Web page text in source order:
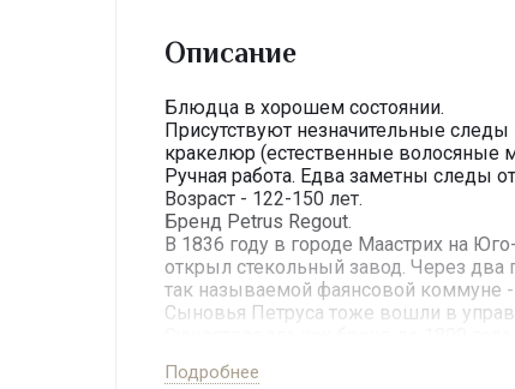
Описание
Блюдца в хорошем состоянии.
Присутствуют незначительные
кракелюр (естественные волосяные
Ручная работа. Едва заметны следы
Возраст - 122-150 лет.
Бренд Petrus Regout.
В 1836 году в городе Маастрих на
открыл стекольный завод. Через два
так называемой фаянсовой коммуне -
Сыновья Петруса тоже вошли в
В 1899 году компания Petrus Regout
Подробнее